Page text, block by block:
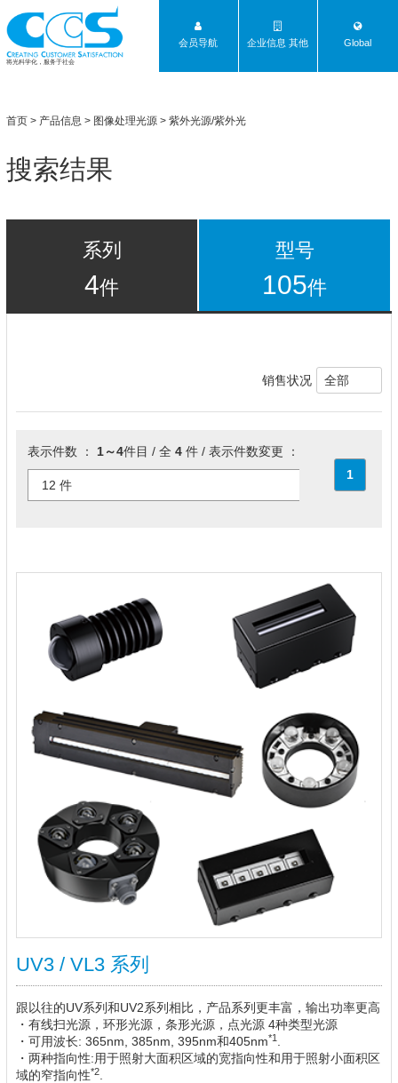
将光科学化，服务于社会
会员导航 企业信息 其他 Global
首页 > 产品信息 > 图像处理光源 > 紫外光源/紫外光
搜索结果
系列
4件
型号
105件
销售状况
表示件数 ： 1～4件目 / 全 4 件 / 表示件数変更 ：
1
UV3 / VL3 系列
跟以往的UV系列和UV2系列相比，产品系列更丰富，输出功率更高
・有线扫光源，环形光源，条形光源，点光源 4种类型光源
・可用波长: 365nm, 385nm, 395nm和405nm*1
・两种指向性:用于照射大面积区域的宽指向性和用于照射小面积区
域的窄指向性*2